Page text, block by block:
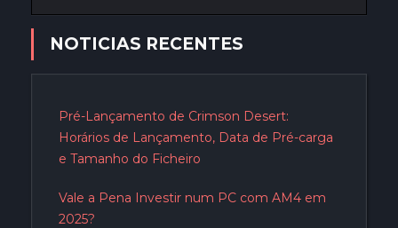
NOTICIAS RECENTES
Pré-Lançamento de Crimson Desert:
Horários de Lançamento, Data de Pré-carga
e Tamanho do Ficheiro
Vale a Pena Investir num PC com AM4 em
2025?